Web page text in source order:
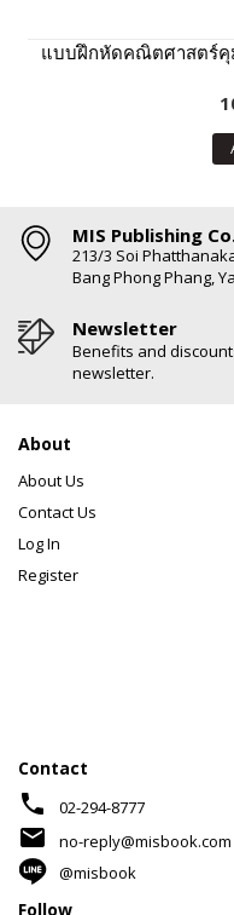
แบบฝึกหัดคณิตศาสตร์คุ
MIS Publishing
213/3 Soi
Bang Phong Phang,
Newsletter
Benefits and
newsletter.
About
About Us
Contact Us
Log In
Register
Contact
phone 02-294-8777
mail
no-reply@misbook.com
@misbook
Follow